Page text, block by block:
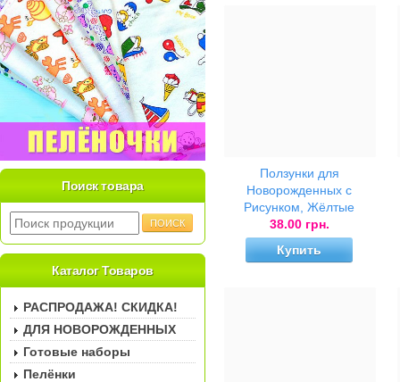
Поиск товара
Каталог Товаров
РАСПРОДАЖА! СКИДКА!
ДЛЯ НОВОРОЖДЕННЫХ
Готовые наборы
Пелёнки
Ползунки для
Новорожденных с
Рисунком, Жёлтые
38.00 грн.
Купить